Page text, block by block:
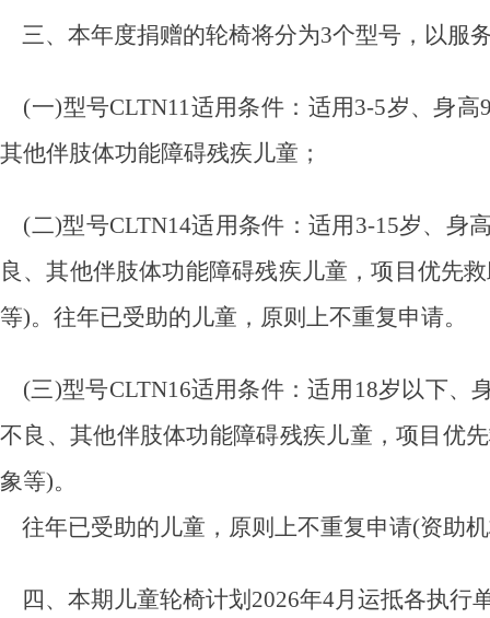
三、 本年度捐赠的轮椅将分为3个型号，以服
(一)型号CLTN11适用条件：适用3-5岁、身
其他伴肢体功能障碍残疾儿童；
(二)型号CLTN14适用条件：适用3-15岁、身
良、其他伴肢体功能障碍残疾儿童，项目优先
等)。往年已受助的儿童，原则上不重复申请。
(三)型号CLTN16适用条件：适用18岁以下
不良、其他伴肢体功能障碍残疾儿童，项目优
象等)。
往年已受助的儿童，原则上不重复申请(资助
四、 本期儿童轮椅计划 2026年4月运抵各执行